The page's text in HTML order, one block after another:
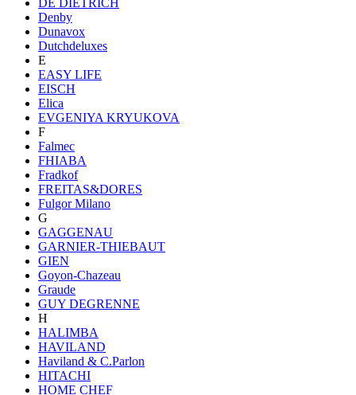
Denby
Dunavox
Dutchdeluxes
E
EASY LIFE
EISCH
Elica
EVGENIYA KRYUKOVA
F
Falmec
FHIABA
Fradkof
FREITAS&DORES
Fulgor Milano
G
GAGGENAU
GARNIER-THIEBAUT
GIEN
Goyon-Chazeau
Graude
GUY DEGRENNE
H
HALIMBA
HAVILAND
Haviland & C.Parlon
HITACHI
HOME CHEF